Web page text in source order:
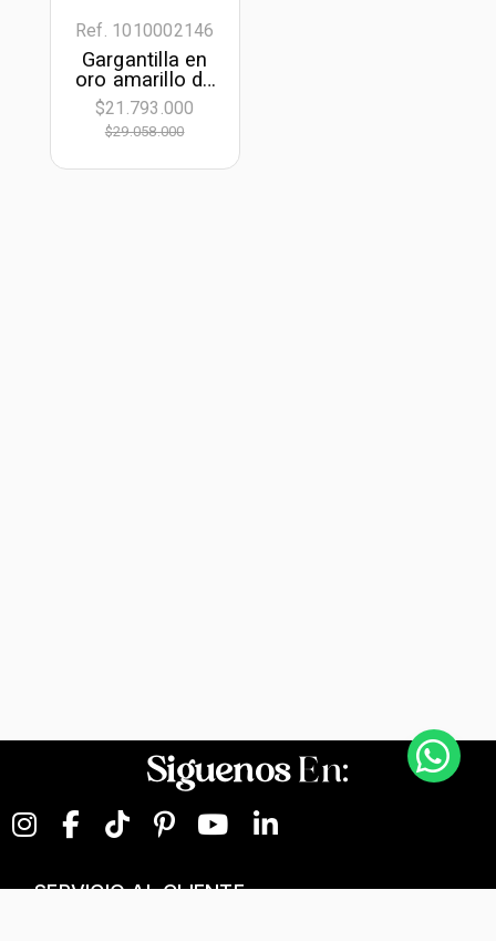
Ref. 1010002146
Gargantilla en
oro amarillo de
18 Kilates,
Figuras
geométricas, 42
$21.793.000
$29.058.000
SiguenosEn:
SERVICIO AL CLIENTE